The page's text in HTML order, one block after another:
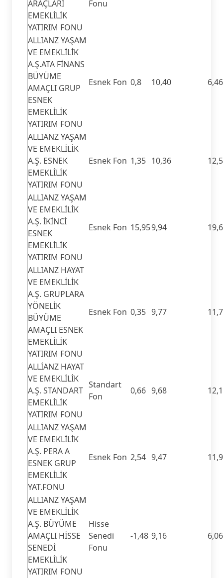
ARAÇLARI
EMEKLİLİK
YATIRIM FONU
Fonu
ALLIANZ YAŞAM
VE EMEKLİLİK
A.Ş.ATA FİNANS
BÜYÜME
AMAÇLI GRUP
ESNEK
EMEKLİLİK
YATIRIM FONU
Esnek Fon 0,8 10,40 6,46
ALLIANZ YAŞAM
VE EMEKLİLİK
A.Ş. ESNEK
EMEKLİLİK
YATIRIM FONU
Esnek Fon 1,35 10,36
ALLIANZ YAŞAM
VE EMEKLİLİK
A.Ş. İKİNCİ
ESNEK
EMEKLİLİK
YATIRIM FONU
Esnek Fon 15,959,94
ALLIANZ HAYAT
VE EMEKLİLİK
A.Ş. GRUPLARA
YÖNELİK
BÜYÜME
AMAÇLI ESNEK
EMEKLİLİK
YATIRIM FONU
Esnek Fon 0,35 9,77
ALLİANZ HAYAT
VE EMEKLİLİK
A.Ş. STANDART
EMEKLİLİK
YATIRIM FONU
Standart
Fon
0,66 9,68
ALLIANZ YAŞAM
VE EMEKLİLİK
A.Ş. PERA A
ESNEK GRUP
EMEKLİLİK
YAT.FONU
Esnek Fon 2,54 9,47
ALLIANZ YAŞAM
VE EMEKLİLİK
A.Ş. BÜYÜME
AMAÇLI HİSSE
SENEDİ
EMEKLİLİK
YATIRIM FONU
Hisse
Senedi
Fonu
-1,48 9,16 6,06